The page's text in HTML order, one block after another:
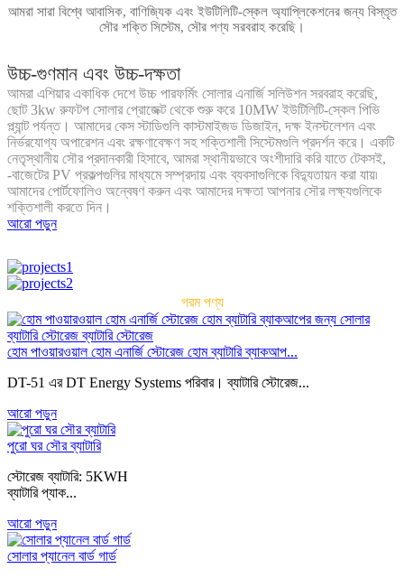
আমরা সারা বিশ্বে আবাসিক, বাণিজ্যিক এবং ইউটিলিটি-স্কেল অ্যাপ্লিকেশনের জন্য বিস্তৃত
সৌর শক্তি সিস্টেম, সৌর পণ্য সরবরাহ করেছি।
উচ্চ-গুণমান এবং উচ্চ-দক্ষতা
আমরা এশিয়ার একাধিক দেশে উচ্চ পারফর্মিং সোলার এনার্জি সলিউশন সরবরাহ করেছি,
ছোট 3kw রুফটপ সোলার প্রোজেক্ট থেকে শুরু করে 10MW ইউটিলিটি-স্কেল পিভি
প্ল্যান্ট পর্যন্ত। আমাদের কেস স্টাডিগুলি কাস্টমাইজড ডিজাইন, দক্ষ ইনস্টলেশন এবং
নির্ভরযোগ্য অপারেশন এবং রক্ষণাবেক্ষণ সহ শক্তিশালী সিস্টেমগুলি প্রদর্শন করে। একটি
নেতৃস্থানীয় সৌর প্রদানকারী হিসাবে, আমরা স্থানীয়ভাবে অংশীদারি করি যাতে টেকসই,
-বাজেটের PV প্রকল্পগুলির মাধ্যমে সম্প্রদায় এবং ব্যবসাগুলিকে বিদ্যুতায়ন করা যায়৷
আমাদের পোর্টফোলিও অন্বেষণ করুন এবং আমাদের দক্ষতা আপনার সৌর লক্ষ্যগুলিকে
শক্তিশালী করতে দিন।
আরো পড়ুন
গরম পণ্য
হোম পাওয়ারওয়াল হোম এনার্জি স্টোরেজ হোম ব্যাটারি ব্যাকআপ...
DT-51 এর DT Energy Systems পরিবার। ব্যাটারি স্টোরেজ...
আরো পড়ুন
পুরো ঘর সৌর ব্যাটারি
স্টোরেজ ব্যাটারি: 5KWH
ব্যাটারি প্যাক...
আরো পড়ুন
সোলার প্যানেল বার্ড গার্ড